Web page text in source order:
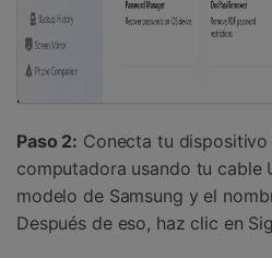
Paso 2: Conecta tu dispositivo
computadora usando tu cable
modelo de Samsung y el
Después de eso, haz clic en